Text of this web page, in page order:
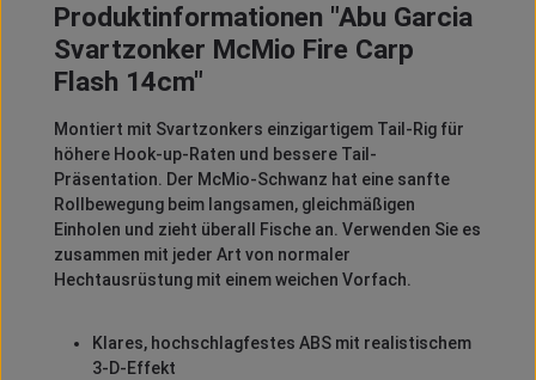
Produktinformationen "Abu Garcia
Svartzonker McMio Fire Carp
Flash 14cm"
Montiert mit Svartzonkers einzigartigem Tail-Rig für
höhere Hook-up-Raten und bessere Tail-
Präsentation. Der McMio-Schwanz hat eine sanfte
Rollbewegung beim langsamen, gleichmäßigen
Einholen und zieht überall Fische an. Verwenden Sie es
zusammen mit jeder Art von normaler
Hechtausrüstung mit einem weichen Vorfach.
Klares, hochschlagfestes ABS mit realistischem
3-D-Effekt